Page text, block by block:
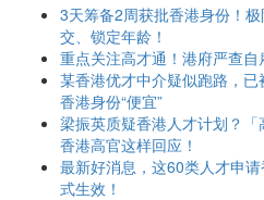
3天筹备2周获批香港身份！
交、锁定年龄！
重点关注高才通！港府严查自
某香港优才中介疑似跑路，
香港身份“便宜”
梁振英质疑香港人才计划？
香港高官这样回应！
最新好消息，这60类人才申
式生效！